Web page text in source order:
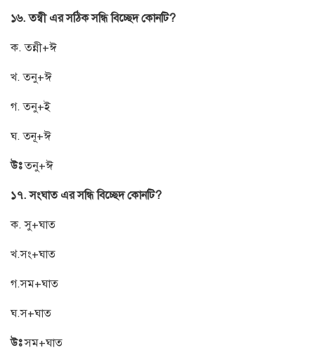
১৬. তন্বী এর সঠিক সন্ধি বিচ্ছেদ কোনটি?
ক. তন্নী+ঈ
খ. তনু+ঈ
গ. তনু+ই
ঘ. তনূ+ঈ
উঃতনু+ঈ
১৭. সংঘাত এর সন্ধি বিচ্ছেদ কোনটি?
ক. সু+ঘাত
খ.সং+ঘাত
গ.সম+ঘাত
ঘ.স+ঘাত
উঃসম+ঘাত